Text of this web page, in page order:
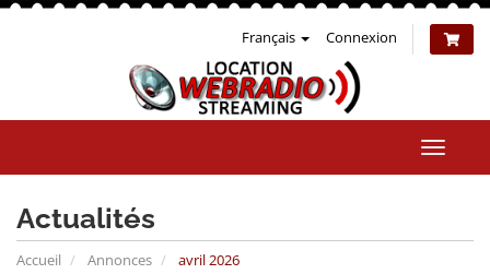
Français Connexion
la
Actualités
Accueil Annonces avril 2026